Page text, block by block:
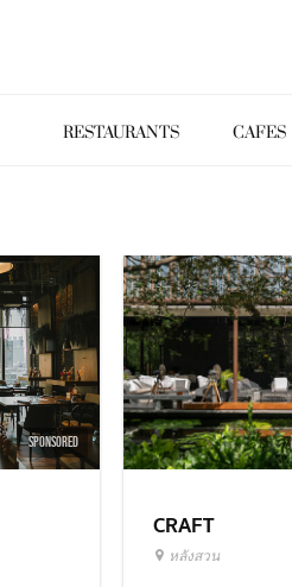
RESTAURANTS CAFES
SPONSORED
CRAFT
หลังสวน